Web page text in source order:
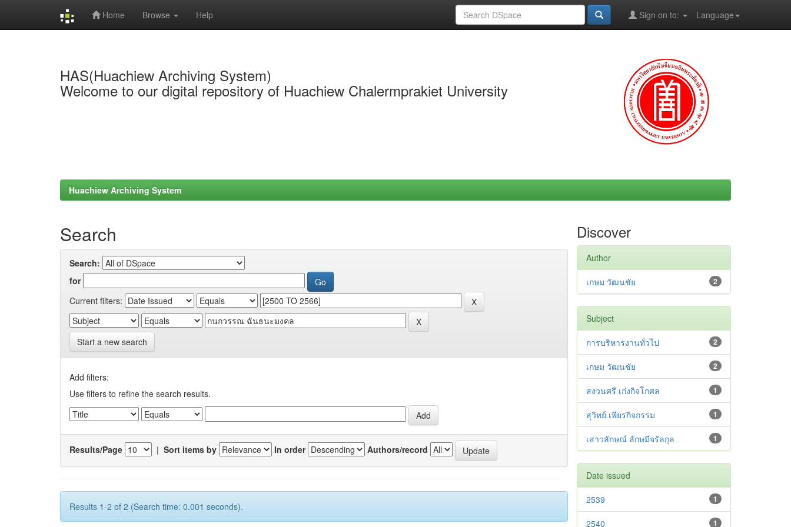
Home Browse Help Language
Sign on to:
HAS(Huachiew Archiving System)
Welcome to our digital repository of Huachiew Chalermprakiet University
Huachiew Archiving System
Search
Search:
for
Current filters:
Start a new search
Add filters:
Use filters to refine the search results.
Results/Page | Sort items by In order Authors/record
Results 1-2 of 2 (Search time: 0.001 seconds).
Discover
Author
2
เกษม วัฒนชัย
Subject
2
การบริหารงานทั่วไป
2
เกษม วัฒนชัย
1
สงวนศรี เก่งกิจโกศล
1
สุวิทย์ เพียรกิจกรรม
1
เสาวลักษณ์ ลักษมีจรัลกุล
Date issued
1
2539
1
2540